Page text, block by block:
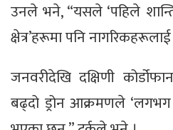
उनले भने, “यसले ‘पहिले
क्षेत्र’हरूमा पनि
जनवरीदेखि दक्षिणी
बढ्दो ड्रोन आक्रमणले